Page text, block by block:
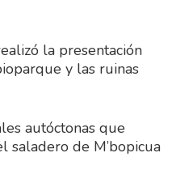
la presentación
y las ruinas
autóctonas que
saladero de M’bopicua